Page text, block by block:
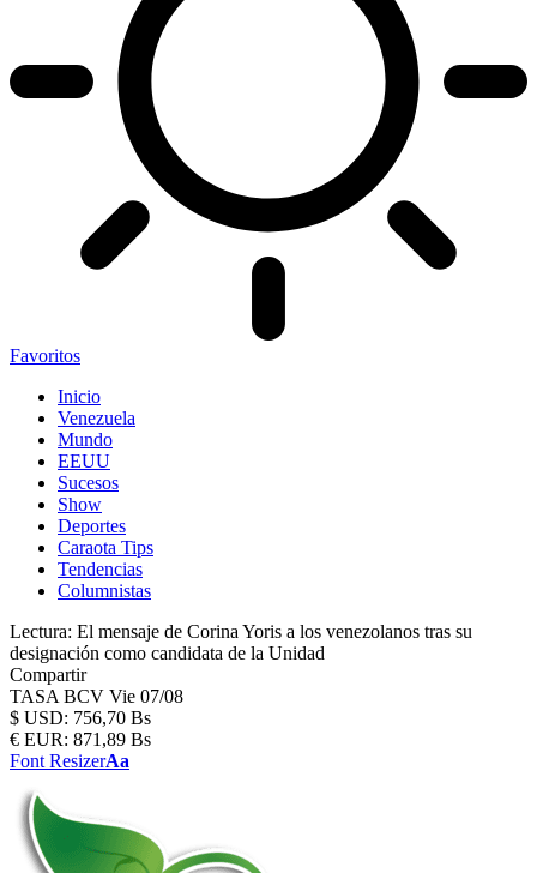
Favoritos
Inicio
Venezuela
Mundo
EEUU
Sucesos
Show
Deportes
Caraota Tips
Tendencias
Columnistas
Lectura: El mensaje de Corina Yoris a los venezolanos tras su
designación como candidata de la Unidad
Compartir
TASA BCV Vie 07/08
$ USD: 756,70 Bs
€ EUR: 871,89 Bs
Font ResizerAa